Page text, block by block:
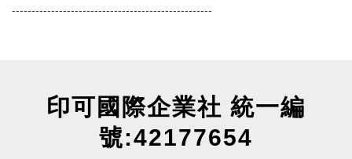
---------------------------------------------------
印可國際企業社 統一編
號:42177654